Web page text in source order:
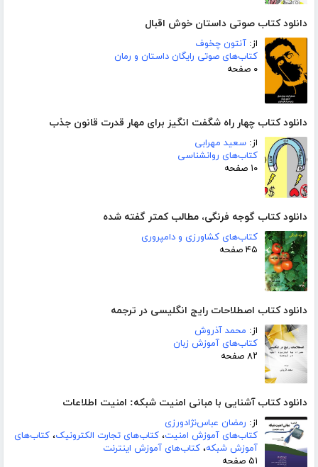
دانلود کتاب صوتی داستان خوش اقبال
از: آنتون چخوف
کتاب‌های صوتی رایگان داستان و رمان
۰ صفحه
دانلود کتاب چهار راه شگفت انگیز برای مهار قدرت قانون جذب
از: سعید مهرابی
کتاب‌های روانشناسی
۱۰ صفحه
دانلود کتاب گوجه فرنگی، مطالب کمتر گفته شده
کتاب‌های کشاورزی و دامپروری
۴۵ صفحه
دانلود کتاب اصطلاحات رایج انگلیسی در ترجمه
از: محمد آذروش
کتاب‌های آموزش زبان
۸۲ صفحه
دانلود کتاب آشنایی با مبانی امنیت شبکه: امنیت اطلاعات
از: رمضان عباس‌نژادورزی
کتاب‌های آموزش امنیت، کتاب‌های تجارت الکترونیک، کتاب‌های
آموزش شبکه، کتاب‌های آموزش اینترنت
۵۱ صفحه